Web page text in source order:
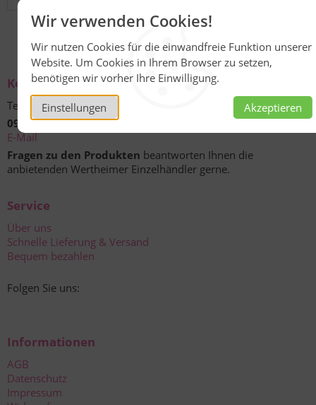
Wir verwenden Cookies!
Wir nutzen Cookies für die einwandfreie Funktion unserer
Website. Um Cookies in Ihrem Browser zu setzen,
benötigen wir vorher Ihre Einwilligung.
Einstellungen Akzeptieren
Kontakt
Technische Unterstützung und Beratung unter:
09342 301-490
E-Mail
Fragen zu den Produkten beantworten Ihnen die
anbietenden Wertheimer Einzelhändler gerne.
Service
Über uns
Schnelle Lieferung & Versand
Bequem bezahlen
Folgen Sie uns:
Informationen
AGB
Datenschutz
Impressum